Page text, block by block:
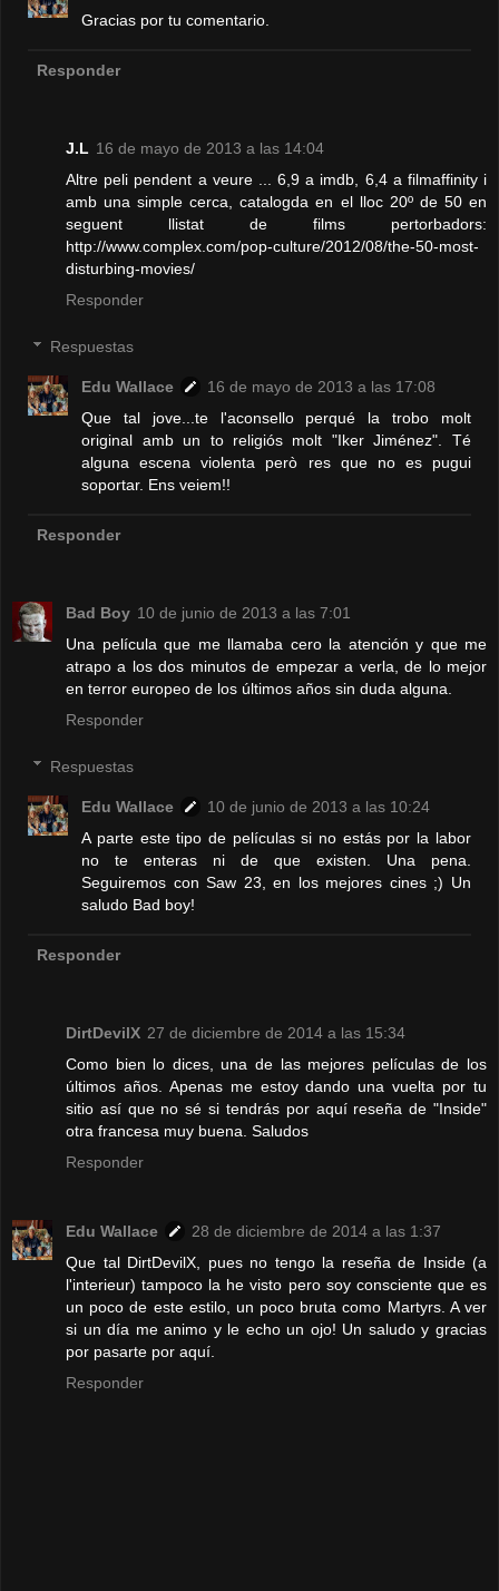
Gracias por tu comentario.
Responder
J.L 16 de mayo de 2013 a las 14:04
Altre peli pendent a veure ... 6,9 a imdb, 6,4 a filmaffinity i
amb una simple cerca, catalogda en el lloc 20º de 50 en
seguent llistat de films pertorbadors:
http://www.complex.com/pop-culture/2012/08/the-50-most-
disturbing-movies/
Responder
Respuestas
Edu Wallace
16 de mayo de 2013 a las 17:08
Que tal jove...te l'aconsello perqué la trobo molt
original amb un to religiós molt "Iker Jiménez". Té
alguna escena violenta però res que no es pugui
soportar. Ens veiem!!
Responder
Bad Boy 10 de junio de 2013 a las 7:01
Una película que me llamaba cero la atención y que me
atrapo a los dos minutos de empezar a verla, de lo mejor
en terror europeo de los últimos años sin duda alguna.
Responder
Respuestas
Edu Wallace
10 de junio de 2013 a las 10:24
A parte este tipo de películas si no estás por la labor
no te enteras ni de que existen. Una pena.
Seguiremos con Saw 23, en los mejores cines ;) Un
saludo Bad boy!
Responder
DirtDevilX 27 de diciembre de 2014 a las 15:34
Como bien lo dices, una de las mejores películas de los
últimos años. Apenas me estoy dando una vuelta por tu
sitio así que no sé si tendrás por aquí reseña de "Inside"
otra francesa muy buena. Saludos
Responder
Edu Wallace
28 de diciembre de 2014 a las 1:37
Que tal DirtDevilX, pues no tengo la reseña de Inside (a
l'interieur) tampoco la he visto pero soy consciente que es
un poco de este estilo, un poco bruta como Martyrs. A ver
si un día me animo y le echo un ojo! Un saludo y gracias
por pasarte por aquí.
Responder